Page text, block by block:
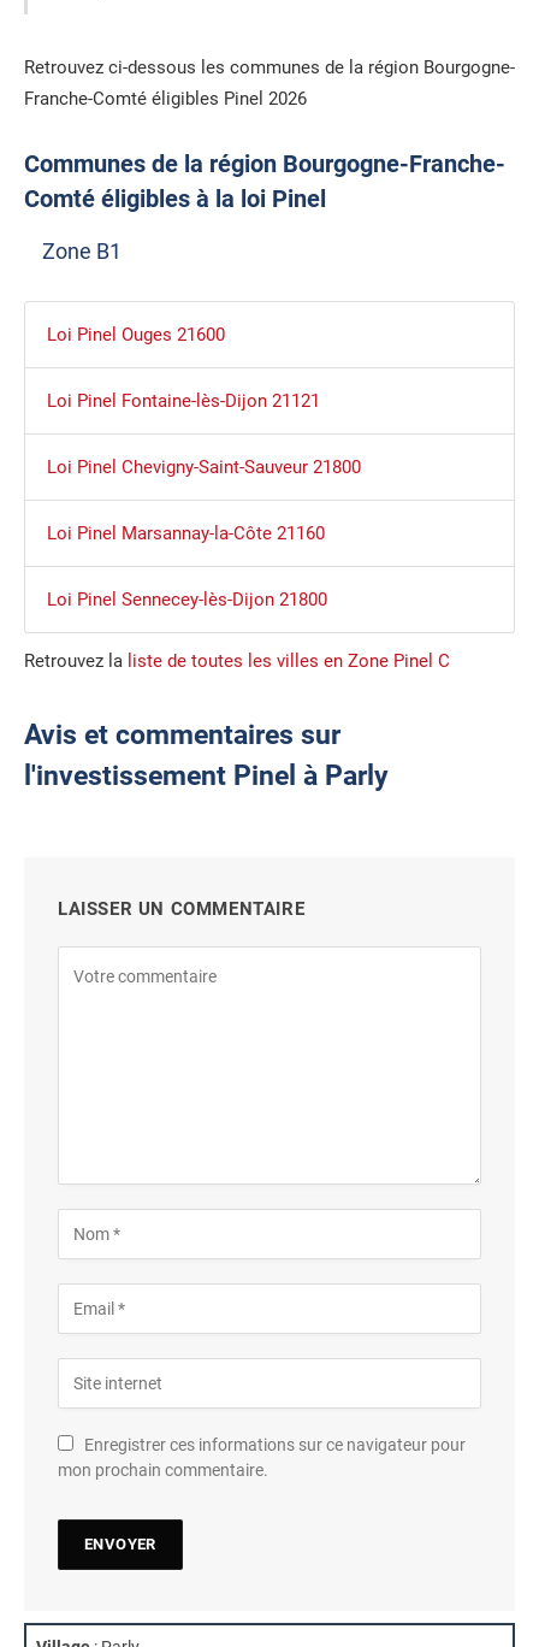
Retrouvez ci-dessous les communes de la région Bourgogne-
Franche-Comté éligibles Pinel 2026
Communes de la région Bourgogne-Franche-
Comté éligibles à la loi Pinel
Zone B1
Loi Pinel Ouges 21600
Loi Pinel Fontaine-lès-Dijon 21121
Loi Pinel Chevigny-Saint-Sauveur 21800
Loi Pinel Marsannay-la-Côte 21160
Loi Pinel Sennecey-lès-Dijon 21800
Retrouvez la liste de toutes les villes en Zone Pinel C
Avis et commentaires sur
l'investissement Pinel à Parly
LAISSER UN COMMENTAIRE
Enregistrer ces informations sur ce navigateur pour
mon prochain commentaire.